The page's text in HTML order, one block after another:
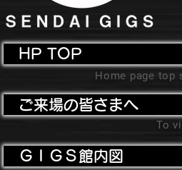
HP TOP
Home page top
ご来場の皆さまへ
To
ＧＩＧＳ館内図